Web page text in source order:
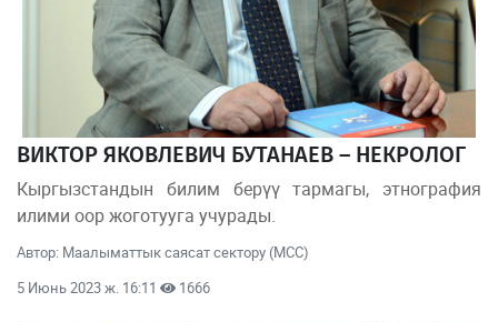
ВИКТОР ЯКОВЛЕВИЧ БУТАНАЕВ – НЕКРОЛОГ
Кыргызстандын билим берүү тармагы, этнография
илими оор жоготууга учурады.
Автор: Маалыматтык саясат сектору (МСС)
5 Июнь 2023 ж. 16:11
1666